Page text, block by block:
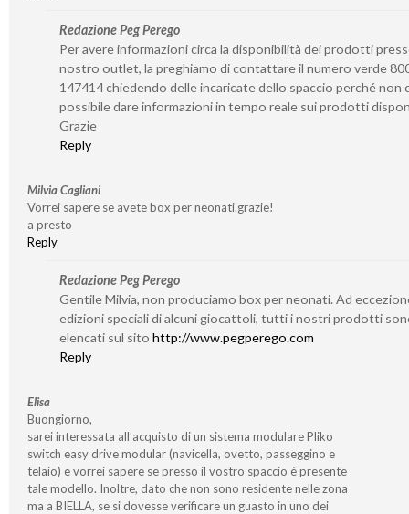
Redazione Peg Perego
Per avere informazioni circa la disponibilità dei prodotti
nostro outlet, la preghiamo di contattare il numero verde
147414 chiedendo delle incaricate dello spaccio perché non
possibile dare informazioni in tempo reale sui prodotti
Grazie
Reply
Milvia Cagliani
Vorrei sapere se avete box per neonati.grazie!
a presto
Reply
Redazione Peg Perego
Gentile Milvia, non produciamo box per neonati. Ad
edizioni speciali di alcuni giocattoli, tutti i nostri prodotti
elencati sul sito http://www.pegperego.com
Reply
Elisa
Buongiorno,
sarei interessata all’acquisto di un sistema modulare Pliko
switch easy drive modular (navicella, ovetto, passeggino e
telaio) e vorrei sapere se presso il vostro spaccio è presente
tale modello. Inoltre, dato che non sono residente nelle zona
ma a BIELLA, se si dovesse verificare un guasto in uno dei